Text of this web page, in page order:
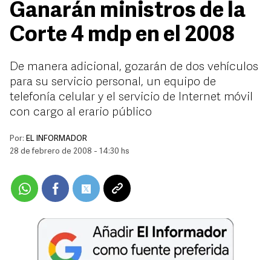
Ganarán ministros de la
Corte 4 mdp en el 2008
De manera adicional, gozarán de dos vehículos
para su servicio personal, un equipo de
telefonía celular y el servicio de Internet móvil
con cargo al erario público
Por: EL INFORMADOR
28 de febrero de 2008 - 14:30 hs